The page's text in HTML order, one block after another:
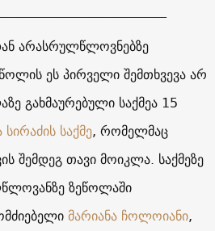
არასრულწლოვნებზე
ეს პირველი შემთხვევა არ
გახმაურებული საქმეა 15
საქმე, რომელმაც
შემდეგ თავი მოიკლა. საქმეზე
ზეწოლაში
მარიანა ჩოლოიანი,